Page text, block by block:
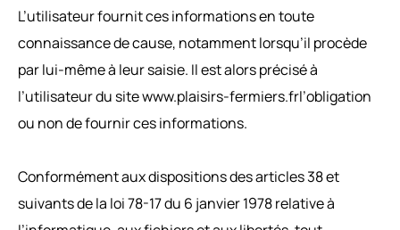
L’utilisateur fournit ces informations en toute
connaissance de cause, notamment lorsqu’il procède
par lui-même à leur saisie. Il est alors précisé à
l’utilisateur du site www.plaisirs-fermiers.frl’obligation
ou non de fournir ces informations.
Conformément aux dispositions des articles 38 et
suivants de la loi 78-17 du 6 janvier 1978 relative à